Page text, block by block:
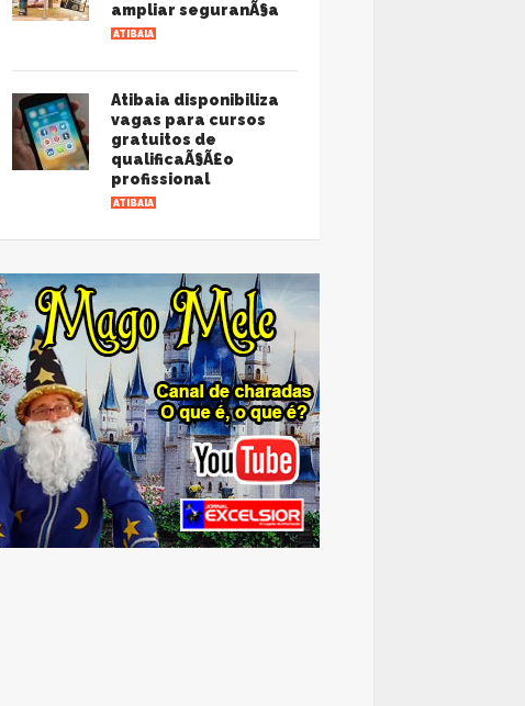
ampliar seguranÃ§a
ATIBAIA
Atibaia disponibiliza
vagas para cursos
gratuitos de
qualificaÃ§Ã£o
profissional
ATIBAIA